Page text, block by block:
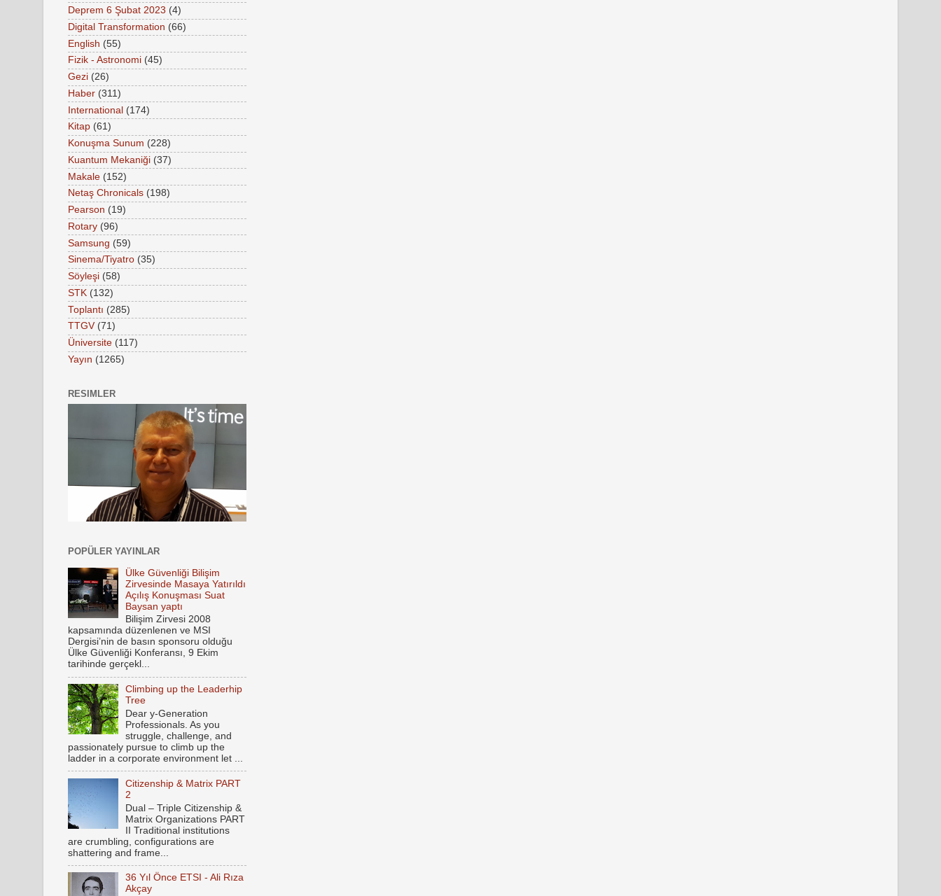
Deprem 6 Şubat 2023 (4)
Digital Transformation (66)
English (55)
Fizik - Astronomi (45)
Gezi (26)
Haber (311)
International (174)
Kitap (61)
Konuşma Sunum (228)
Kuantum Mekaniği (37)
Makale (152)
Netaş Chronicals (198)
Pearson (19)
Rotary (96)
Samsung (59)
Sinema/Tiyatro (35)
Söyleşi (58)
STK (132)
Toplantı (285)
TTGV (71)
Üniversite (117)
Yayın (1265)
RESIMLER
POPÜLER YAYINLAR
Ülke Güvenliği Bilişim
Zirvesinde Masaya Yatırıldı
Açılış Konuşması Suat
Baysan yaptı
Bilişim Zirvesi 2008
kapsamında düzenlenen ve MSI
Dergisi’nin de basın sponsoru olduğu
Ülke Güvenliği Konferansı, 9 Ekim
tarihinde gerçekl...
Climbing up the Leaderhip
Tree
Dear y-Generation
Professionals. As you
struggle, challenge, and
passionately pursue to climb up the
ladder in a corporate environment let ...
Citizenship & Matrix PART
2
Dual – Triple Citizenship &
Matrix Organizations PART
II Traditional institutions
are crumbling, configurations are
shattering and frame...
36 Yıl Önce ETSI - Ali Rıza
Akçay